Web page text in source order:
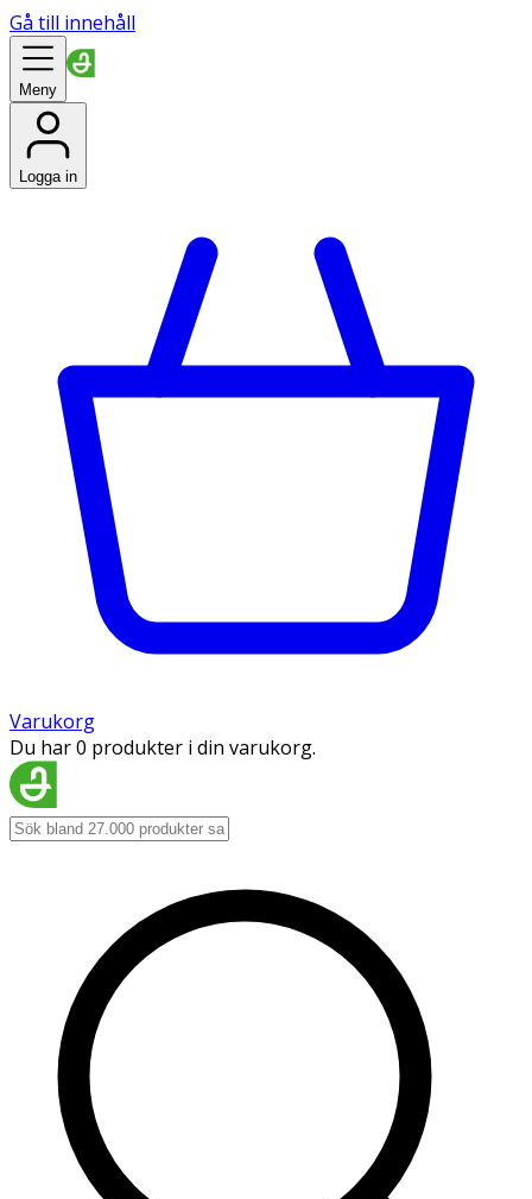
Gå till innehåll
Meny
Logga in
Varukorg
Du har 0 produkter i din varukorg.